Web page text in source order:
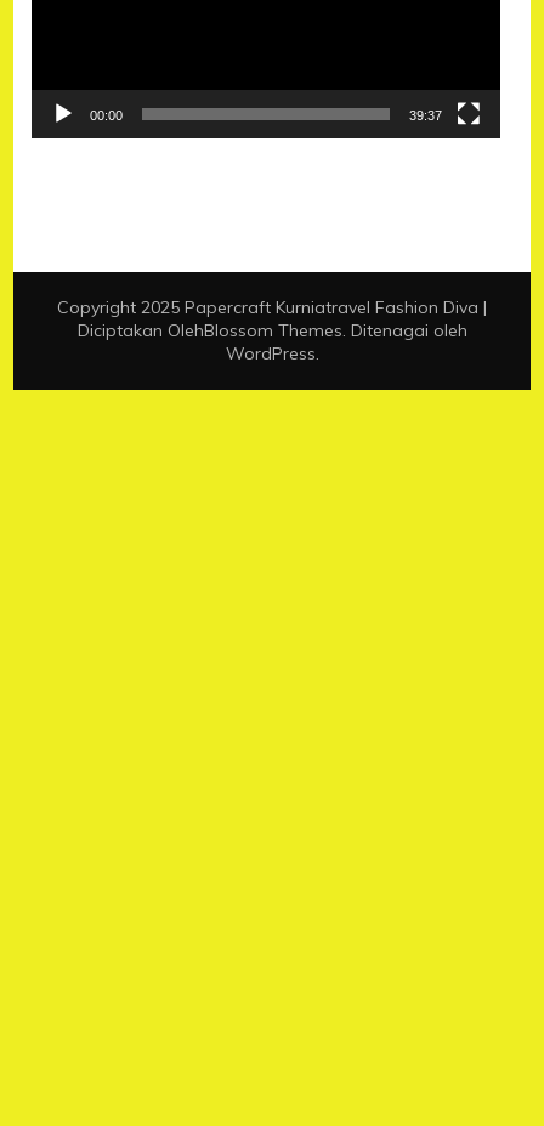
00:00 39:37
Copyright 2025 Papercraft Kurniatravel Fashion Diva |
Diciptakan OlehBlossom Themes. Ditenagai oleh
WordPress.